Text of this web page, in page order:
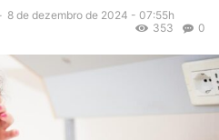
8 de dezembro de 2024 - 07:55h
0
353